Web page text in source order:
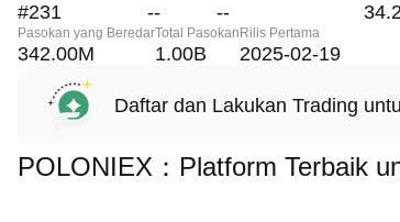
#231 -- --
Pasokan yang Beredar
342.00M
Total Pasokan
1.00B
Rilis Pertama
2025-02-19
Daftar dan Lakukan Trading
POLONIEX：Platform Terbaik